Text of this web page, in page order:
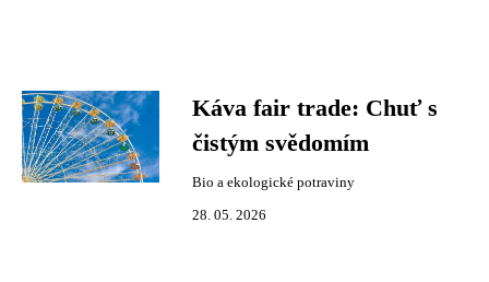
Káva fair trade: Chuť s
čistým svědomím
Bio a ekologické potraviny
28. 05. 2026